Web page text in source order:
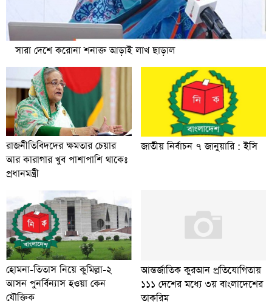
সারা দেশে করোনা শনাক্ত আড়াই লাখ ছাড়াল
রাজনীতিবিদদের ক্ষমতার চেয়ার
আর কারাগার খুব পাশাপাশি থাকেঃ
প্রধানমন্ত্রী
জাতীয় নির্বাচন ৭ জানুয়ারি : ইসি
হোমনা-তিতাস নিয়ে কুমিল্লা-২
আসন পুনর্বিন্যাস হওয়া কেন
যৌক্তিক
আন্তর্জাতিক কুরআন প্রতিযোগিতায়
১১১ দেশের মধ্যে ৩য় বাংলাদেশের
তাকরিম